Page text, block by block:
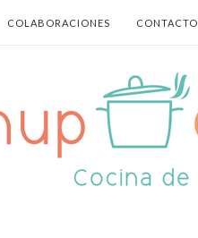
COLABORACIONES CONTACTO